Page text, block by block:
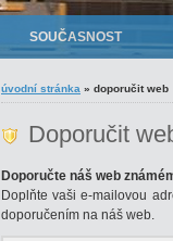
SOUČASNOST
úvodní stránka » doporučit web
Doporučit
Doporučte náš web
Doplňte vaši e-mailovou
doporučením na náš web.